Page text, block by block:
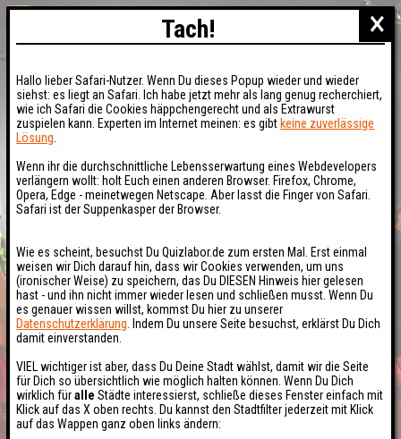
×
Tach!
Hallo lieber Safari-Nutzer. Wenn Du dieses Popup wieder und wieder
siehst: es liegt an Safari. Ich habe jetzt mehr als lang genug recherchiert,
wie ich Safari die Cookies häppchengerecht und als Extrawurst
zuspielen kann. Experten im Internet meinen: es gibt keine zuverlässige
Lösung
Wenn ihr die durchschnittliche Lebensserwartung eines Webdevelopers
verlängern wollt: holt Euch einen anderen Browser. Firefox, Chrome,
Opera, Edge - meinetwegen Netscape. Aber lasst die Finger von Safari.
Safari ist der Suppenkasper der Browser.
Wie es scheint, besuchst Du Quizlabor.de zum ersten Mal. Erst einmal
weisen wir Dich darauf hin, dass wir Cookies verwenden, um uns
(ironischer Weise) zu speichern, das Du DIESEN Hinweis hier gelesen
hast - und ihn nicht immer wieder lesen und schließen musst. Wenn Du
es genauer wissen willst, kommst Du hier zu unserer
Datenschutzerklärung . Indem Du unsere Seite besuchst, erklärst Du Dich
damit einverstanden.
VIEL wichtiger ist aber, dass Du Deine Stadt wählst, damit wir die Seite
für Dich so übersichtlich wie möglich halten können. Wenn Du Dich
wirklich füralle Städte interessierst, schließe dieses Fenster einfach mit
Klick auf das X oben rechts. Du kannst den Stadtfilter jederzeit mit Klick
auf das Wappen ganz oben links ändern: